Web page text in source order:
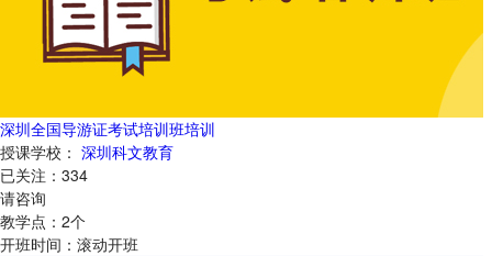
深圳全国导游证考试培训班培训
授课学校： 深圳科文教育
已关注： 334
请咨询
教学点： 2个
开班时间： 滚动开班